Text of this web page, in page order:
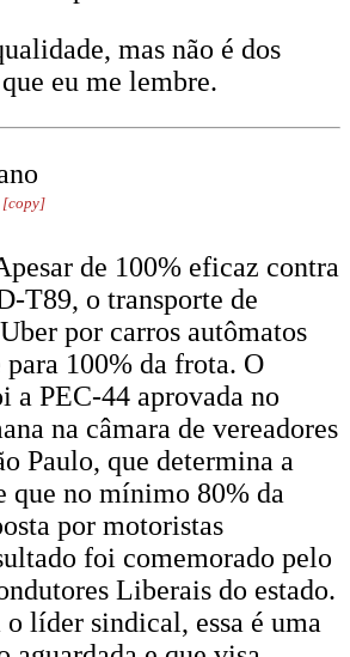
mas não é dos
eu me lembre.
[copy]
de 100% eficaz contra
T89, o transporte de
por carros autômatos
para 100% da frota. O
a PEC-44 aprovada no
na câmara de vereadores
Paulo, que determina a
que no mínimo 80% da
por motoristas
foi comemorado pelo
Liberais do estado.
líder sindical, essa é uma